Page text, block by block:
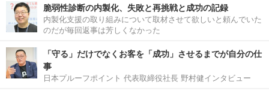
脆弱性診断の内製化、失敗と再挑戦と成功の記録
内製化支援の取り組みについて取材させて欲しいと頼んでいた
のだが毎回返事は芳しくなかった
「守る」だけでなくお客を「成功」させるまでが自分の仕
事
日本プルーフポイント 代表取締役社長 野村健インタビュー